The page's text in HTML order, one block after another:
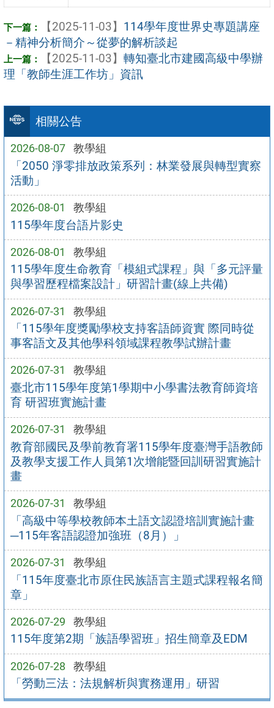
相關公告
2026-08-07 教學組
「2050 淨零排放政策系列：林業發展與轉型實察
活動」
2026-08-01 教學組
115學年度台語片影史
2026-08-01 教學組
115學年度生命教育「模組式課程」與「多元評量
與學習歷程檔案設計」研習計畫(線上共備)
2026-07-31 教學組
「115學年度獎勵學校支持客語師資實 際同時從
事客語文及其他學科領域課程教學試辦計畫
2026-07-31 教學組
臺北市115學年度第1學期中小學書法教育師資培
育 研習班實施計畫
2026-07-31 教學組
教育部國民及學前教育署115學年度臺灣手語教師
及教學支援工作人員第1次增能暨回訓研習實施計
畫
2026-07-31 教學組
「高級中等學校教師本土語文認證培訓實施計畫
─115年客語認證加強班（8月）」
2026-07-31 教學組
「115年度臺北市原住民族語言主題式課程報名簡
章」
2026-07-29 教學組
115年度第2期「族語學習班」招生簡章及EDM
2026-07-28 教學組
「勞動三法：法規解析與實務運用」研習
【2025-11-03】 114學年度世界史專題講座
－精神分析簡介～從夢的解析談起
【2025-11-03】 轉知臺北市建國高級中學辦
理「教師生涯工作坊」資訊